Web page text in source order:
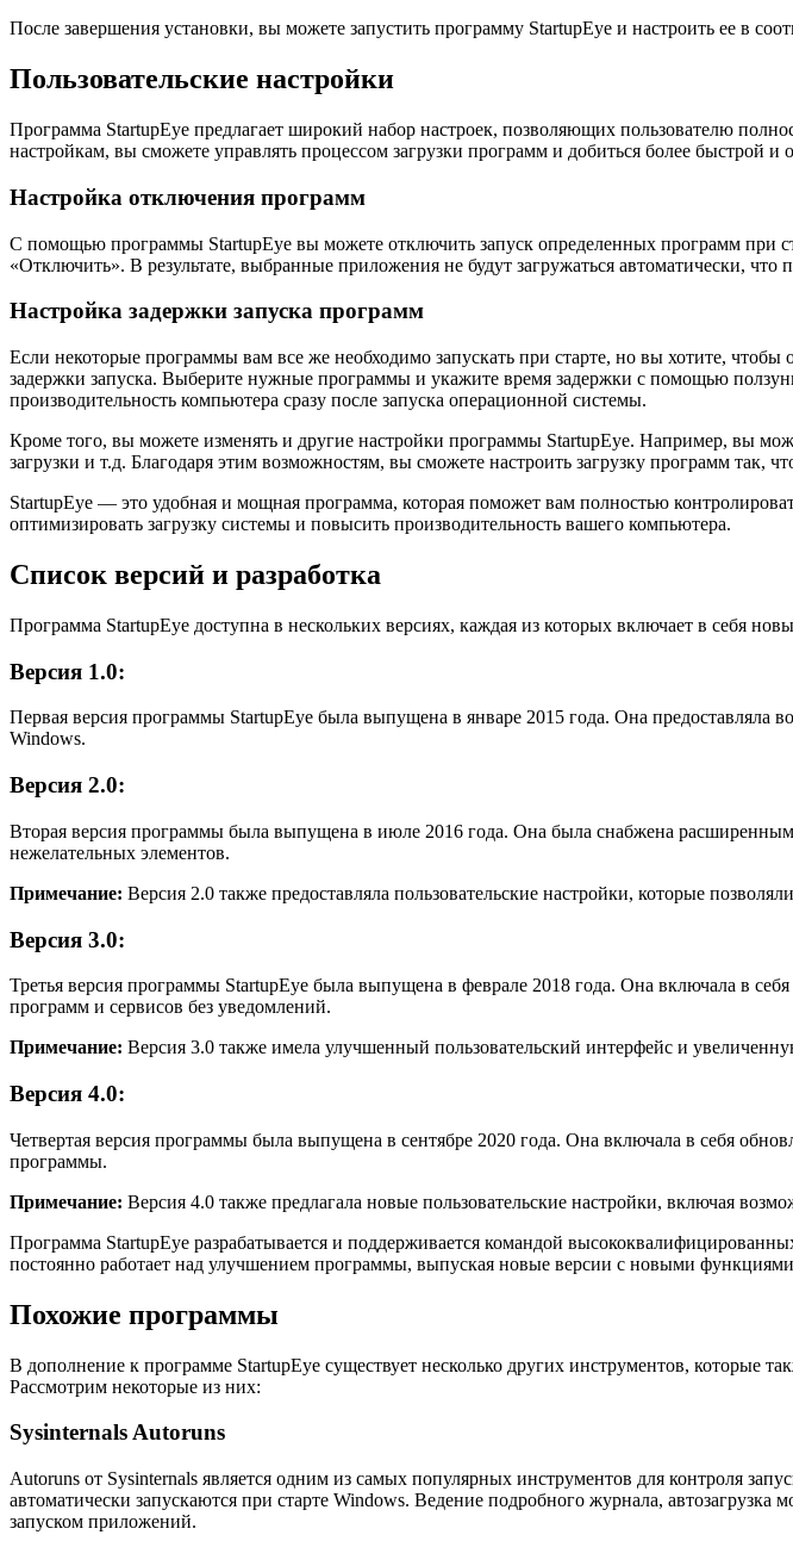
После завершения установки, вы можете запустить программу StartupEye и настроить ее в
Пользовательские настройки
Программа StartupEye предлагает широкий набор настроек, позволяющих пользователю
настройкам, вы сможете управлять процессом загрузки программ и добиться более быстрой
Настройка отключения программ
С помощью программы StartupEye вы можете отключить запуск определенных программ при
«Отключить». В результате, выбранные приложения не будут загружаться автоматически,
Настройка задержки запуска программ
Если некоторые программы вам все же необходимо запускать при старте, но вы хотите,
задержки запуска. Выберите нужные программы и укажите время задержки с помощью
производительность компьютера сразу после запуска операционной системы.
Кроме того, вы можете изменять и другие настройки программы StartupEye. Например, вы
загрузки и т.д. Благодаря этим возможностям, вы сможете настроить загрузку программ
StartupEye — это удобная и мощная программа, которая поможет вам полностью
оптимизировать загрузку системы и повысить производительность вашего компьютера.
Список версий и разработка
Программа StartupEye доступна в нескольких версиях, каждая из которых включает в себя
Версия 1.0:
Первая версия программы StartupEye была выпущена в январе 2015 года. Она предоставляла
Windows.
Версия 2.0:
Вторая версия программы была выпущена в июле 2016 года. Она была снабжена
нежелательных элементов.
Примечание: Версия 2.0 также предоставляла пользовательские настройки, которые
Версия 3.0:
Третья версия программы StartupEye была выпущена в феврале 2018 года. Она включала в
программ и сервисов без уведомлений.
Примечание: Версия 3.0 также имела улучшенный пользовательский интерфейс и
Версия 4.0:
Четвертая версия программы была выпущена в сентябре 2020 года. Она включала в себя
программы.
Примечание: Версия 4.0 также предлагала новые пользовательские настройки, включая
Программа StartupEye разрабатывается и поддерживается командой
постоянно работает над улучшением программы, выпуская новые версии с новыми
Похожие программы
В дополнение к программе StartupEye существует несколько других инструментов, которые
Рассмотрим некоторые из них:
Sysinternals Autoruns
Autoruns от Sysinternals является одним из самых популярных инструментов для контроля
автоматически запускаются при старте Windows. Ведение подробного журнала,
запуском приложений.